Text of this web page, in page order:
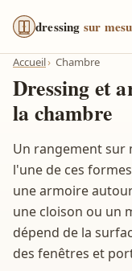
dressing sur
Accueil Chambre
Dressing et
la chambre
Un rangement sur
l'une de ces
une armoire
une cloison ou un
dépend de la
des fenêtres et